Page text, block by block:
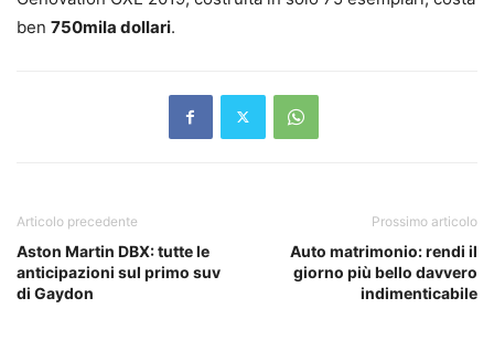
ben 750mila dollari.
Articolo precedente
Aston Martin DBX: tutte le
anticipazioni sul primo suv
di Gaydon
Prossimo articolo
Auto matrimonio: rendi il
giorno più bello davvero
indimenticabile